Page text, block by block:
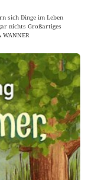
sich Dinge im Leben
nichts Großartiges